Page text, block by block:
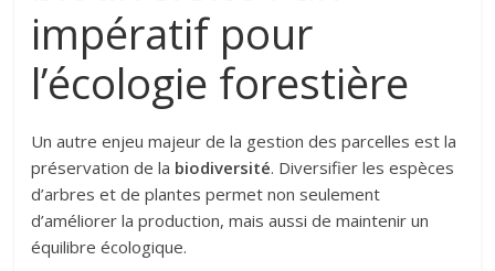
impératif pour
l’écologie forestière
Un autre enjeu majeur de la gestion des parcelles est la
préservation de la biodiversité. Diversifier les espèces
d’arbres et de plantes permet non seulement
d’améliorer la production, mais aussi de maintenir un
équilibre écologique.